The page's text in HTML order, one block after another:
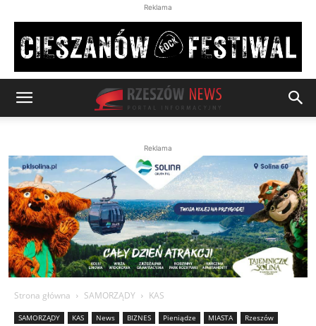
Reklama
Reklama
Strona główna SAMORZĄDY KAS
SAMORZĄDY KAS News BIZNES Pieniądze MIASTA Rzeszów